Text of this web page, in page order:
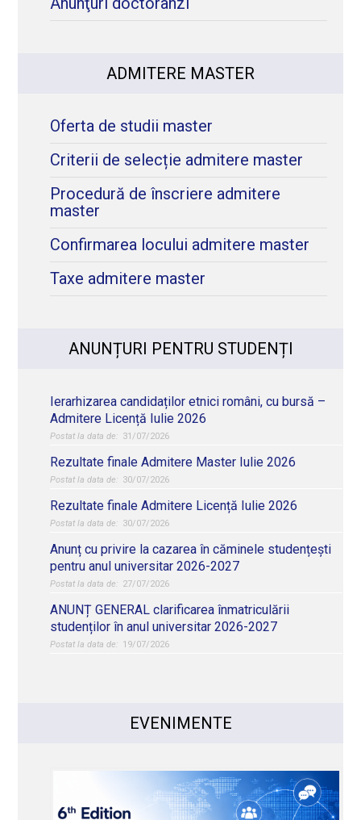
ADMITERE MASTER
Oferta de studii master
Criterii de selecție admitere master
Procedură de înscriere admitere
master
Confirmarea locului admitere master
Taxe admitere master
ANUNȚURI PENTRU STUDENȚI
Ierarhizarea candidaților etnici români, cu bursă –
Admitere Licență Iulie 2026
31/07/2026
Rezultate finale Admitere Master Iulie 2026
30/07/2026
Rezultate finale Admitere Licență Iulie 2026
30/07/2026
Anunț cu privire la cazarea în căminele studențești
pentru anul universitar 2026-2027
27/07/2026
ANUNȚ GENERAL clarificarea înmatriculării
studenților în anul universitar 2026-2027
19/07/2026
EVENIMENTE